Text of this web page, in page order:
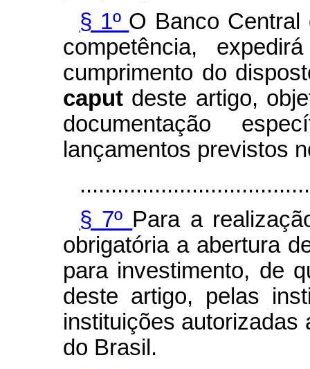
§ 1º O Banco
competência,
cumprimento do
caput deste artigo,
documentação
lançamentos previstos
§ 7º Para a
obrigatória a abertura
para investimento, de
deste artigo, pelas
instituições autorizadas
do Brasil.